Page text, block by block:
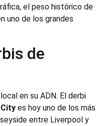
el peso histórico de
uno de los grandes
de
en su ADN. El derbi
es hoy uno de los más
entre Liverpool y